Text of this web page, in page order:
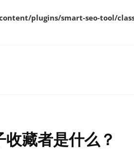
plugins/smart-seo-tool/
藏者是什么？